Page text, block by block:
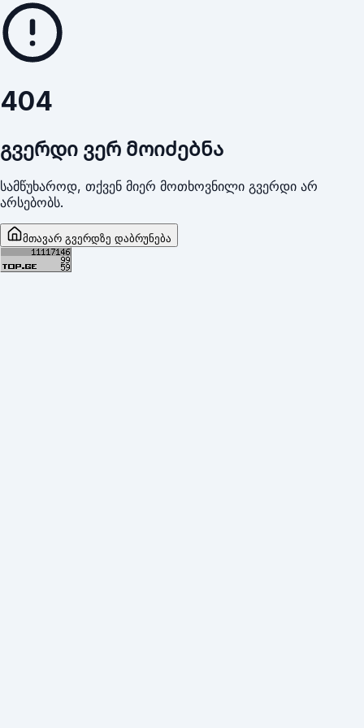
404
გვერდი ვერ მოიძებნა
სამწუხაროდ, თქვენ მიერ მოთხოვნილი გვერდი არ
არსებობს.
მთავარ გვერდზე დაბრუნება